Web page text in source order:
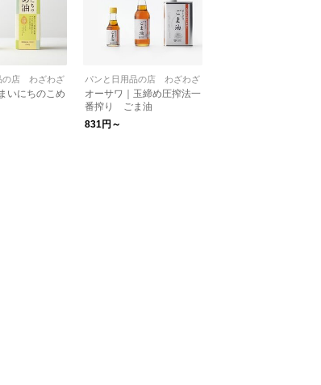
の店 わざわざ
いにちのこめ
パンと日用品の店 わざわざ
オーサワ｜玉締め圧搾法一
番搾り ごま油
831円～